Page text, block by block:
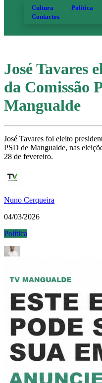
Cultura
Política
Contactos
José Tavares
da Comissão
Mangualde
José Tavares foi eleito
PSD de Mangualde, nas
28 de fevereiro.
Nuno Cerqueira
04/03/2026
Política